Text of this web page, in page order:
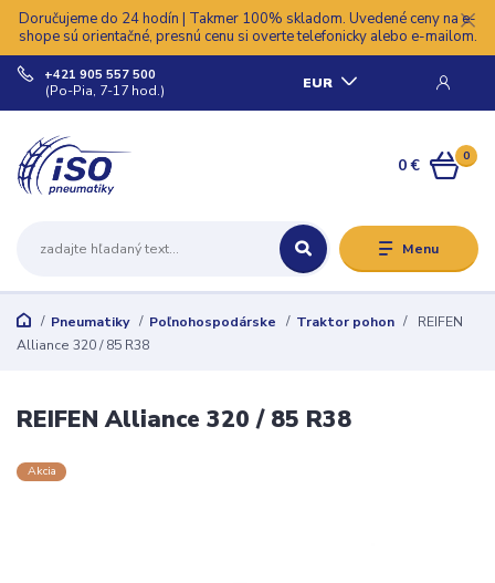
Doručujeme do 24 hodín | Takmer 100% skladom. Uvedené ceny na e-
shope sú orientačné, presnú cenu si overte telefonicky alebo e-mailom.
Menu
EUR
+421 905 557 500
(Po-Pia, 7-17 hod.)
0
0 €
Pneumatiky Poľnohospodárske Traktor pohon
REIFEN
Alliance 320 / 85 R38
REIFEN Alliance 320 / 85 R38
Akcia